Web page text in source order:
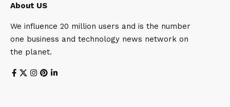
About US
We influence 20 million users and is the number
one business and technology news network on
the planet.